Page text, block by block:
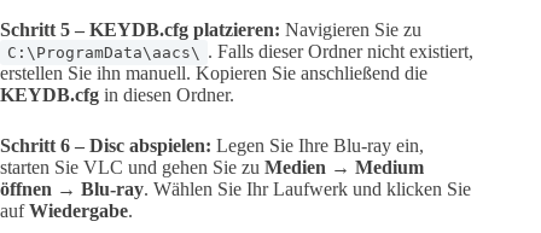
Schritt 5 – KEYDB.cfg platzieren: Navigieren Sie zu
C:\ProgramData\aacs\ . Falls dieser Ordner nicht existiert,
erstellen Sie ihn manuell. Kopieren Sie anschließend die
KEYDB.cfg in diesen Ordner.
Schritt 6 – Disc abspielen: Legen Sie Ihre Blu-ray ein,
starten Sie VLC und gehen Sie zu Medien → Medium
öffnen → Blu-ray. Wählen Sie Ihr Laufwerk und klicken Sie
aufWiedergabe.